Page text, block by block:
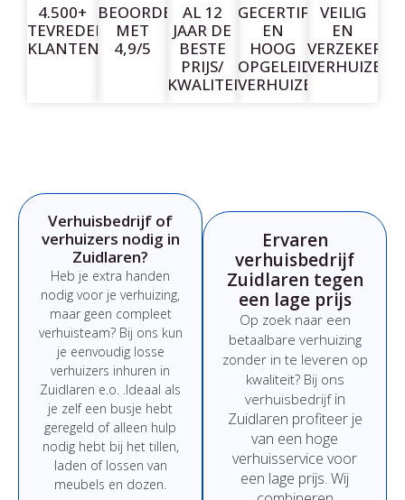
4.500+
TEVREDEN
KLANTEN
BEOORDEELD
MET
4,9/5
AL 12
JAAR DE
BESTE
PRIJS/
KWALITEIT
GECERTIFICEERDE
EN
HOOG
OPGELEIDE
VERHUIZERS
VEILIG
EN
VERZEKERD
VERHUIZEN
Verhuisbedrijf of
verhuizers nodig in
Zuidlaren?
Heb je extra handen
nodig voor je verhuizing,
maar geen compleet
verhuisteam? Bij ons kun
je eenvoudig losse
verhuizers inhuren in
Zuidlaren e.o.
Ideaal als
je zelf een busje hebt
geregeld of alleen hulp
nodig hebt bij het tillen,
laden of lossen van
meubels en dozen.
Ervaren
verhuisbedrijf
Zuidlaren tegen
een lage prijs
Op zoek naar een
betaalbare verhuizing
zonder in te leveren op
kwaliteit? Bij ons
verhuisbedrijf in
Zuidlaren profiteer je
van een hoge
verhuisservice voor
een lage prijs. Wij